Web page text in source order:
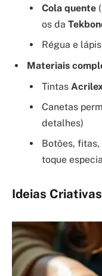
Cola quente
os da
Régua e
Materiais
Tintas
Canetas
detalhes)
Botões,
toque
Ideias